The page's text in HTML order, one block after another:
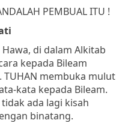
PEMBUAL ITU !
di dalam Alkitab
kepada Bileam
TUHAN membuka mulut
kata kepada Bileam.
ada lagi kisah
binatang.